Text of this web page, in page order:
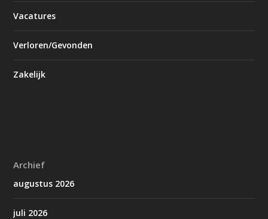
Vacatures
Verloren/Gevonden
Zakelijk
Archief
augustus 2026
juli 2026